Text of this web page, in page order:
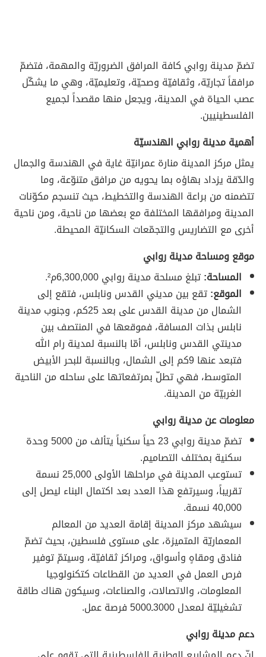
تضمّ مدينة روابي كافة المرافق الضروريّة والمهمة، فتضمّ
مرافقاً تجاريّة، وثقافيّة وصحيّة، وتعليميّة، وهي ما يشكّل
عصب الحياة في المدينة، ويجعل منها مقصداً لجميع
الفلسطينيين.
أهمية مدينة روابي الهندسيّة
يمثل مركز المدينة منارة عمرانيّة غاية في الهندسة والجمال
والدّقة يزداد بهاؤه بما يحويه من مرافق متنوّعة، وما
تتضمنه من براعة الهندسة والتخطيط، حيث تنسجم مكوّنات
المدينة ومرافقها المختلفة مع بعضها من ناحية، ومن ناحية
أخرى مع التضاريس والتجمّعات السكانيّة المحيطة.
موقع ومساحة مدينة روابي
المساحة:تبلغ مسلحة مدينة روابي 6,300,000م².
الموقع:تقع بين مديني القدس ونابلس، فتقع إلى
الشمال من مدينة القدس على بعد 25كم، وجنوب مدينة
نابلس بذات المسافة، فموقعها في المنتصف بين
مدينتي القدس ونابلس، أمّا بالنسبة لمدينة رام الله
فتبعد عنها 9كم إلى الشمال، وبالنسبة للبحر الأبيض
المتوسط، فهي تطلّ بمرتفعاتها على ساحله من الناحية
الغربيّة من المدينة.
معلومات عن مدينة روابي
تضمّ مدينة روابي 23 حياً سكنياً يتألف من 5000 وحدة
سكنية بمختلف التصاميم.
تستوعب المدينة في مراحلها الأولى 25,000 نسمة
تقريباً، وسيرتفع هذا العدد بعد اكتمال البناء ليصل إلى
40,000 نسمة.
سيشهد مركز المدينة إقامة العديد من المعالم
المعماريّة المتميزة، على مستوى فلسطين، بحيث تضمّ
فنادق ومقاهٍ وأسواق، ومراكز ثقافيّة، وسيتمّ توفير
فرص العمل في العديد من القطاعات كتكنولوجيا
المعلومات، والاتصالات، والصناعات، وسيكون هناك طاقة
تشغيليّة لمعدل 3000ـ5000 فرصة عمل.
دعم مدينة روابي